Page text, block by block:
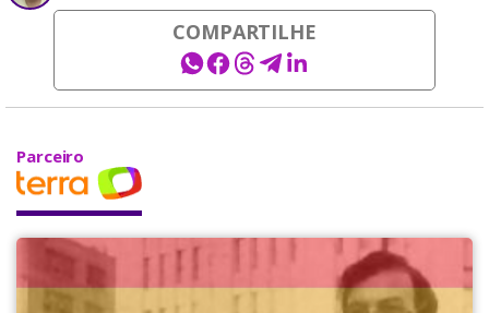
COMPARTILHE
Parceiro